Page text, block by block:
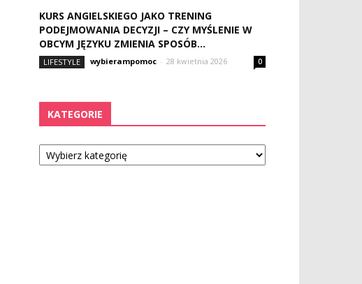
KURS ANGIELSKIEGO JAKO TRENING
PODEJMOWANIA DECYZJI – CZY MYŚLENIE W
OBCYM JĘZYKU ZMIENIA SPOSÓB...
LIFESTYLE wybierampomoc - 28 kwietnia 2026 0
KATEGORIE
Kategorie